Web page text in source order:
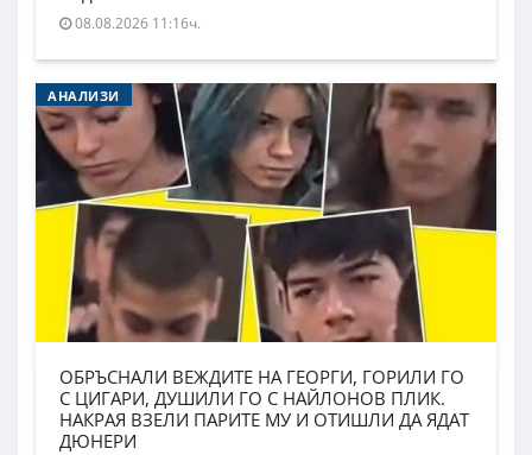
08.08.2026 11:16ч.
АНАЛИЗИ
ОБРЪСНАЛИ ВЕЖДИТЕ НА ГЕОРГИ, ГОРИЛИ ГО
С ЦИГАРИ, ДУШИЛИ ГО С НАЙЛОНОВ ПЛИК.
НАКРАЯ ВЗЕЛИ ПАРИТЕ МУ И ОТИШЛИ ДА ЯДАТ
ДЮНЕРИ